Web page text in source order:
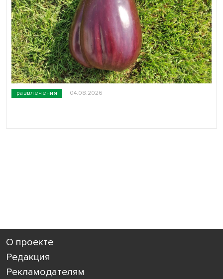
развлечения 04.08.2026
О проекте
Редакция
Рекламодателям